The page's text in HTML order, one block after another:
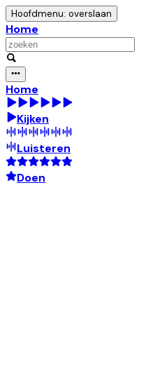
Hoofdmenu: overslaan
Home
Home
Kijken
Luisteren
Doen